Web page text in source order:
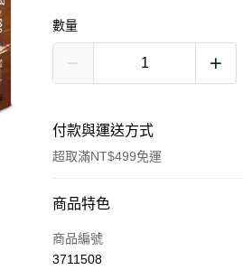
數量
付款與運送方式
超取滿NT$499免運
付款方式
信用卡一次付款
商品特色
商品編號
3711508